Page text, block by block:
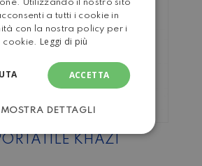
KHAZI
Utilizzando il nostro sito
a tutti i cookie in
con la nostra policy per i
cookie. Leggi di più
ACCETTA
MOSTRA DETTAGLI